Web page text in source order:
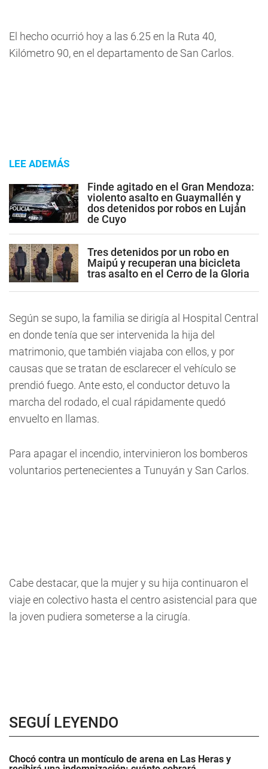
El hecho ocurrió hoy a las 6.25 en la Ruta 40,
Kilómetro 90, en el departamento de San Carlos.
LEE ADEMÁS
Finde agitado en el Gran Mendoza:
violento asalto en Guaymallén y
dos detenidos por robos en Luján
de Cuyo
Tres detenidos por un robo en
Maipú y recuperan una bicicleta
tras asalto en el Cerro de la Gloria
Según se supo, la familia se dirigía al Hospital Central
en donde tenía que ser intervenida la hija del
matrimonio, que también viajaba con ellos, y por
causas que se tratan de esclarecer el vehículo se
prendió fuego. Ante esto, el conductor detuvo la
marcha del rodado, el cual rápidamente quedó
envuelto en llamas.
Para apagar el incendio, intervinieron los bomberos
voluntarios pertenecientes a Tunuyán y San Carlos.
Cabe destacar, que la mujer y su hija continuaron el
viaje en colectivo hasta el centro asistencial para que
la joven pudiera someterse a la cirugía.
SEGUÍ LEYENDO
Chocó contra un montículo de arena en Las Heras y